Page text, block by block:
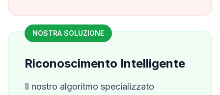
NOSTRA SOLUZIONE
Riconoscimento Intelligente
Il nostro algoritmo specializzato